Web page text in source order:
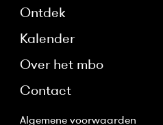
Ontdek
Kalender
Over het mbo
Contact
Algemene voorwaarden